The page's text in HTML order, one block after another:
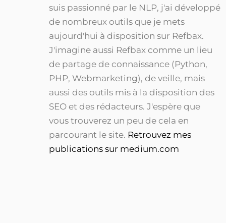
suis passionné par le NLP, j'ai développé
de nombreux outils que je mets
aujourd'hui à disposition sur Refbax.
J'imagine aussi Refbax comme un lieu
de partage de connaissance (Python,
PHP, Webmarketing), de veille, mais
aussi des outils mis à la disposition des
SEO et des rédacteurs. J'espère que
vous trouverez un peu de cela en
parcourant le site. Retrouvez mes
publications sur medium.com